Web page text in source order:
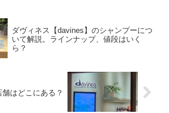
ダヴィネス【davines】のシャンプーにつ
いて解説。ラインナップ、値段はいく
ら？
はどこにある？